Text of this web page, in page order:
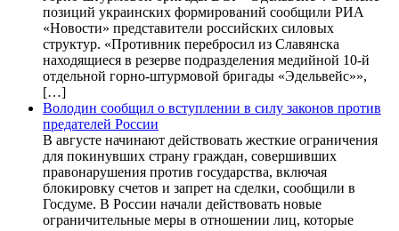
позиций украинских формирований сообщили РИА
«Новости» представители российских силовых
структур. «Противник перебросил из Славянска
находящиеся в резерве подразделения медийной 10-й
отдельной горно-штурмовой бригады «Эдельвейс»»,
[…]
Володин сообщил о вступлении в силу законов против
предателей России
В августе начинают действовать жесткие ограничения
для покинувших страну граждан, совершивших
правонарушения против государства, включая
блокировку счетов и запрет на сделки, сообщили в
Госдуме. В России начали действовать новые
ограничительные меры в отношении лиц, которые